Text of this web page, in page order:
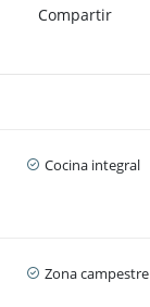
Compartir
Cocina integral
Zona campestre